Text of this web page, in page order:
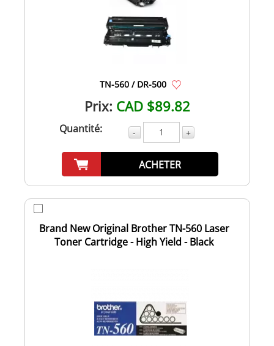
TN-560 / DR-500
Prix: CAD $89.82
Quantité: - +
ACHETER
Brand New Original Brother TN-560 Laser
Toner Cartridge - High Yield - Black